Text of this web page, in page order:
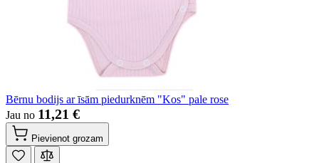
Bērnu bodijs ar īsām piedurknēm "Kos" pale rose
Jau no 11,21 €
Pievienot grozam